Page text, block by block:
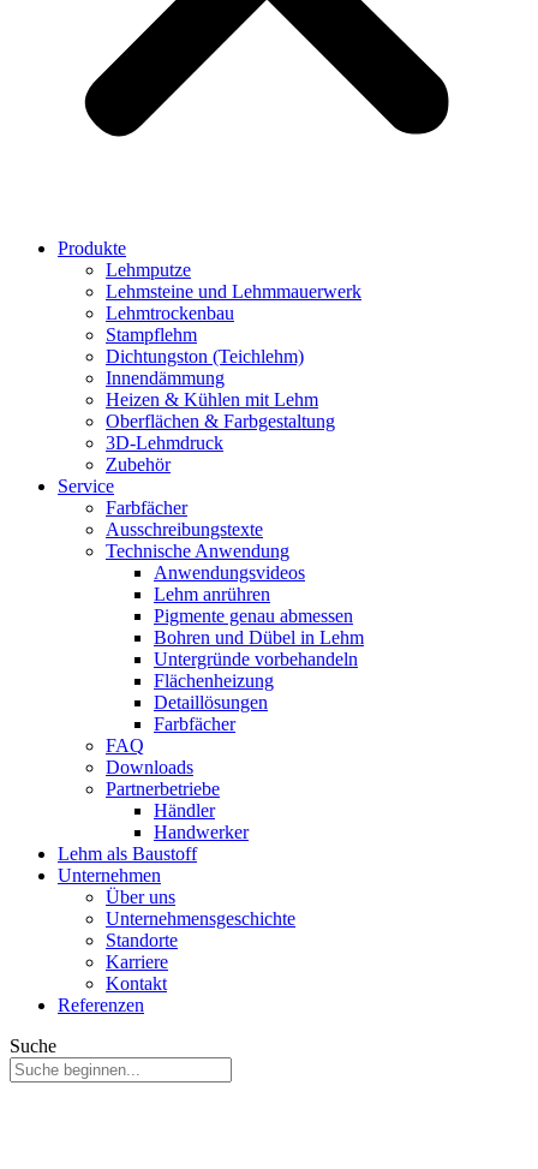
Produkte
Lehmputze
Lehmsteine und Lehmmauerwerk
Lehmtrockenbau
Stampflehm
Dichtungston (Teichlehm)
Innendämmung
Heizen & Kühlen mit Lehm
Oberflächen & Farbgestaltung
3D-Lehmdruck
Zubehör
Service
Farbfächer
Ausschreibungstexte
Technische Anwendung
Anwendungsvideos
Lehm anrühren
Pigmente genau abmessen
Bohren und Dübel in Lehm
Untergründe vorbehandeln
Flächenheizung
Detaillösungen
Farbfächer
FAQ
Downloads
Partnerbetriebe
Händler
Handwerker
Lehm als Baustoff
Unternehmen
Über uns
Unternehmensgeschichte
Standorte
Karriere
Kontakt
Referenzen
Suche